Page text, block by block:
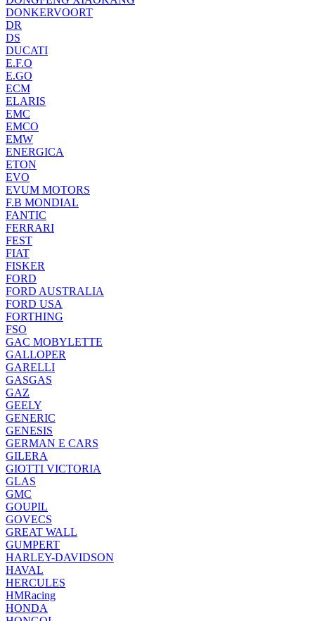
DONKERVOORT
DR
DS
DUCATI
E.F.O
E.GO
ECM
ELARIS
EMC
EMCO
EMW
ENERGICA
ETON
EVO
EVUM MOTORS
F.B MONDIAL
FANTIC
FERRARI
FEST
FIAT
FISKER
FORD
FORD AUSTRALIA
FORD USA
FORTHING
FSO
GAC MOBYLETTE
GALLOPER
GARELLI
GASGAS
GAZ
GEELY
GENERIC
GENESIS
GERMAN E CARS
GILERA
GIOTTI VICTORIA
GLAS
GMC
GOUPIL
GOVECS
GREAT WALL
GUMPERT
HARLEY-DAVIDSON
HAVAL
HERCULES
HMRacing
HONDA